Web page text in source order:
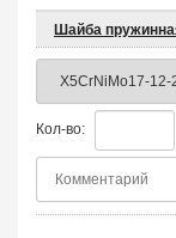
Шайба
Кол-во: